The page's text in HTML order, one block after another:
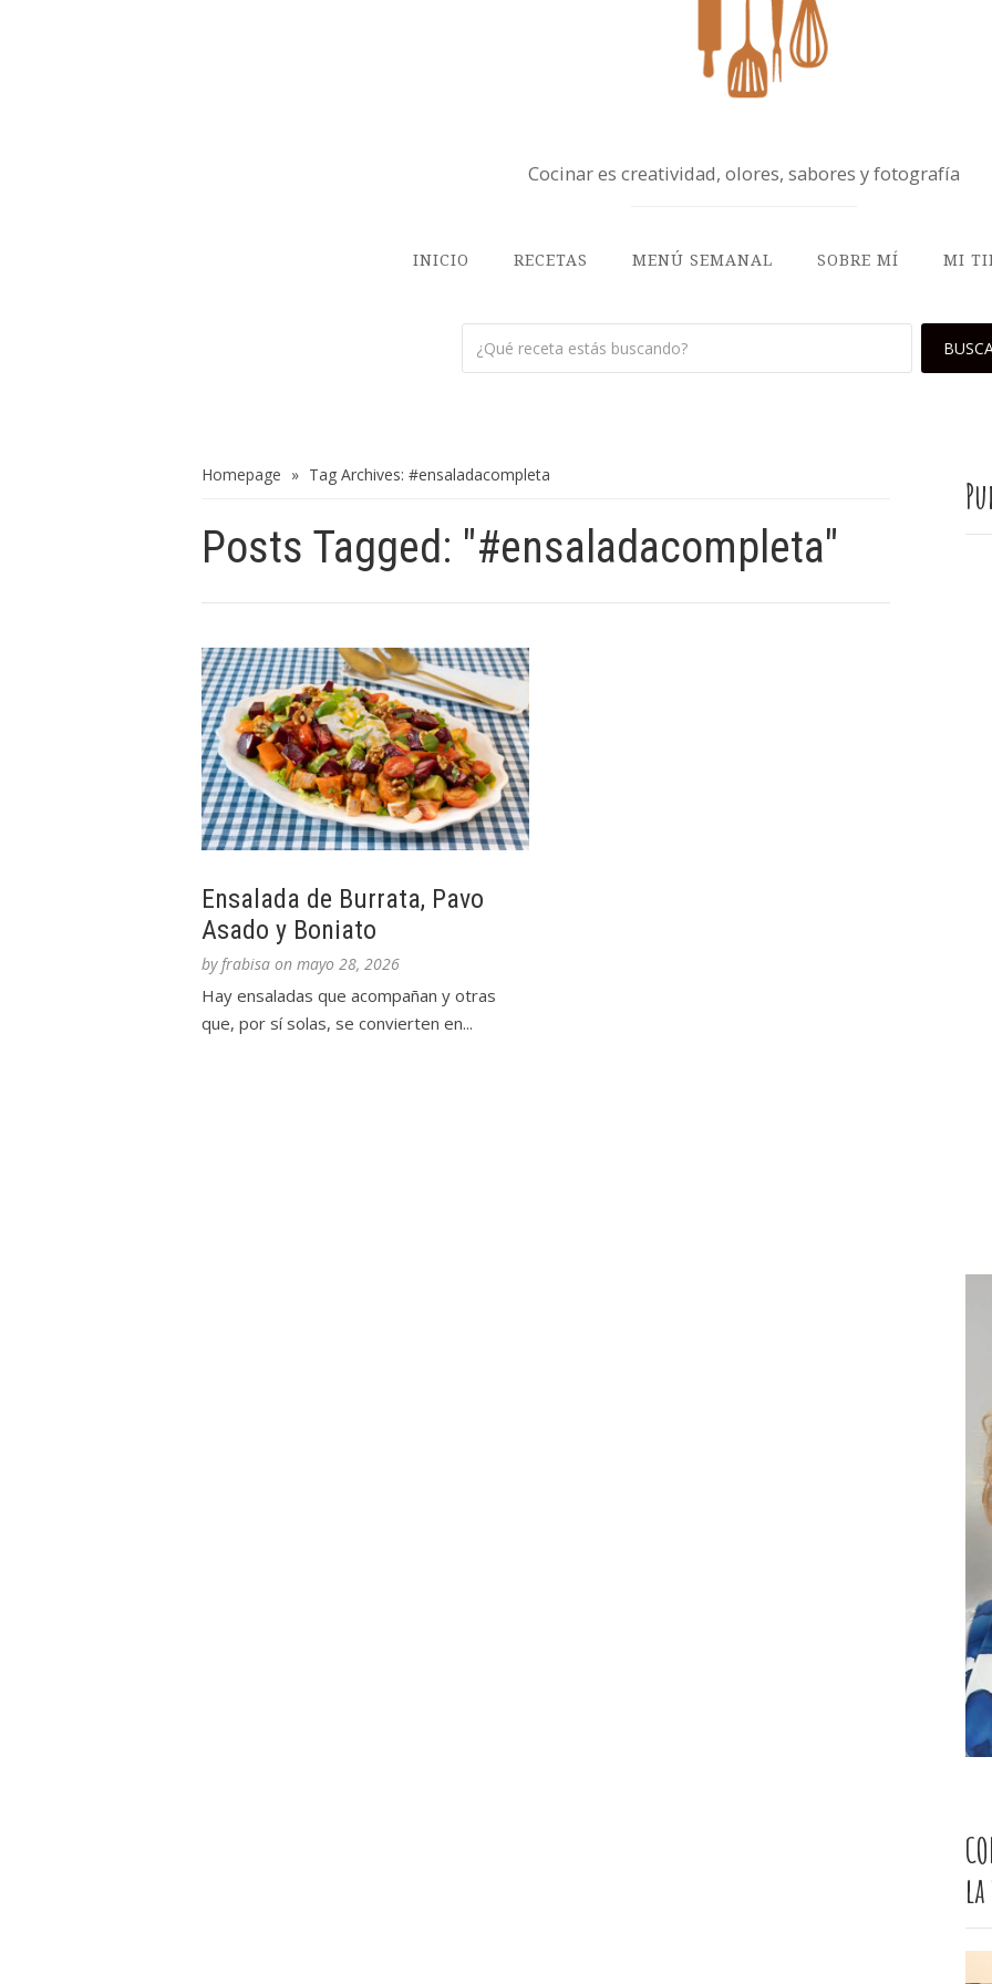
Cocinar es creatividad, olores, sabores y fotografía
INICIO RECETAS MENÚ SEMANAL SOBRE MÍ MI
Homepage » Tag Archives: #ensaladacompleta
Posts Tagged: "#ensaladacompleta"
Ensalada de Burrata, Pavo
Asado y Boniato
byfrabisa on mayo 28, 2026
Hay ensaladas que acompañan y otras
que, por sí solas, se convierten en...